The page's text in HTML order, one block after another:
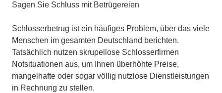
Sagen Sie Schluss mit Betrügereien
Schlosserbetrug ist ein häufiges Problem, über das viele
Menschen im gesamten Deutschland berichten.
Tatsächlich nutzen skrupellose Schlosserfirmen
Notsituationen aus, um Ihnen überhöhte Preise,
mangelhafte oder sogar völlig nutzlose Dienstleistungen
in Rechnung zu stellen.